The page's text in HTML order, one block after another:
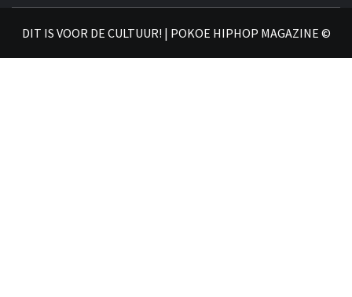
DIT IS VOOR DE CULTUUR! | POKOE HIPHOP MAGAZINE ©